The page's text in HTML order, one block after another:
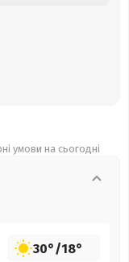
умови на сьогодні
30°/18°